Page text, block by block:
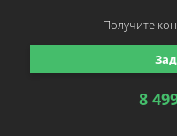
8
Получите